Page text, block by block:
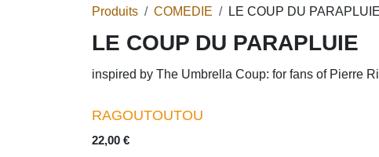
Produits COMEDIE LE COUP DU PARAPLUIE
LE COUP DU PARAPLUIE
inspired by The Umbrella Coup: for fans of Pierre
RAGOUTOUTOU
22,00 €